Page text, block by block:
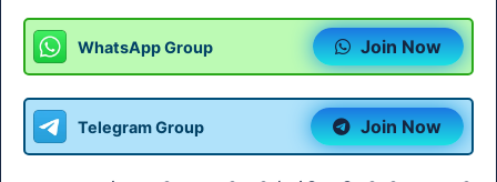
c
e
b
o
at
s
A
p
e
gr
a
m
er
ai
l
p
y
Li
n
o
gl
e
Tr
WhatsApp Group Join Now
Telegram Group Join Now